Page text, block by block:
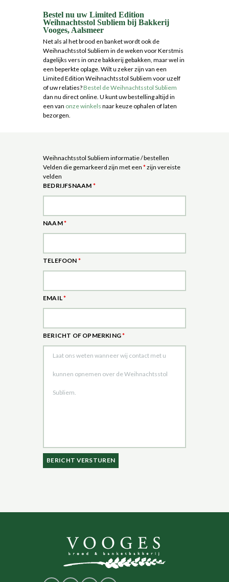
Bestel nu uw Limited Edition
Weihnachtsstol Subliem bij Bakkerij
Vooges, Aalsmeer
Net als al het brood en banket wordt ook de
Weihnachtsstol Subliem in de weken voor Kerstmis
dagelijks vers in onze bakkerij gebakken, maar wel in
een beperkte oplage. Wilt u zeker zijn van een
Limited Edition Weihnachtsstol Subliem voor uzelf
of uw relaties?Bestel de Weihnachtsstol Subliem
dan nu direct online. U kunt uw bestelling altijd in
een van onze winkels naar keuze ophalen of laten
bezorgen.
Weihnachtsstol Subliem informatie / bestellen
Velden die gemarkeerd zijn met een *zijn vereiste
velden
BEDRIJFSNAAM *
NAAM*
TELEFOON *
EMAIL*
BERICHT OF OPMERKING*